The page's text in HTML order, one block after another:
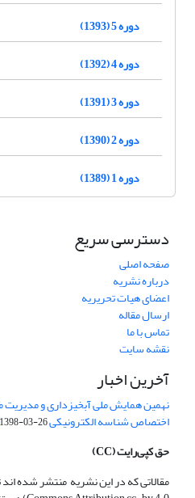
دوره 5 (1393)
دوره 4 (1392)
دوره 3 (1391)
دوره 2 (1390)
دوره 1 (1389)
دسترسی سریع
صفحه اصلی
درباره نشریه
اعضای هیات تحریریه
ارسال مقاله
تماس با ما
نقشه سایت
آخرین اخبار
نهمین همایش ملی آبخیزداری و مدیریت
اختصاص شناسه الکترونیکی DOI1398-03-26
حق کپی‌رایت(CC)